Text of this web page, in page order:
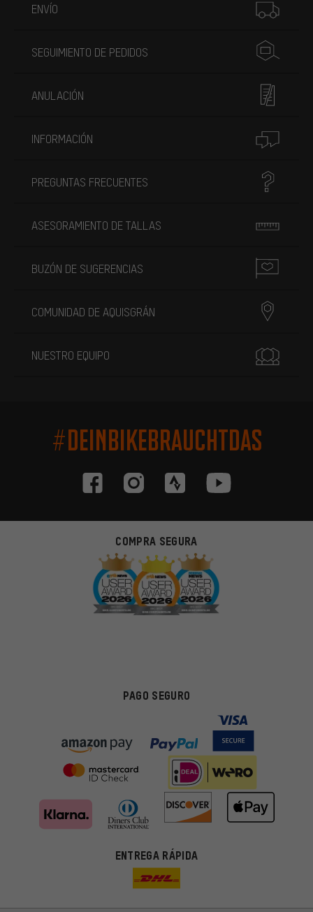
ENVÍO
SEGUIMIENTO DE PEDIDOS
ANULACIÓN
INFORMACIÓN
PREGUNTAS FRECUENTES
ASESORAMIENTO DE TALLAS
BUZÓN DE SUGERENCIAS
COMUNIDAD DE AQUISGRÁN
NUESTRO EQUIPO
#DEINBIKEBRAUCHTDAS
COMPRA SEGURA
PAGO SEGURO
ENTREGA RÁPIDA